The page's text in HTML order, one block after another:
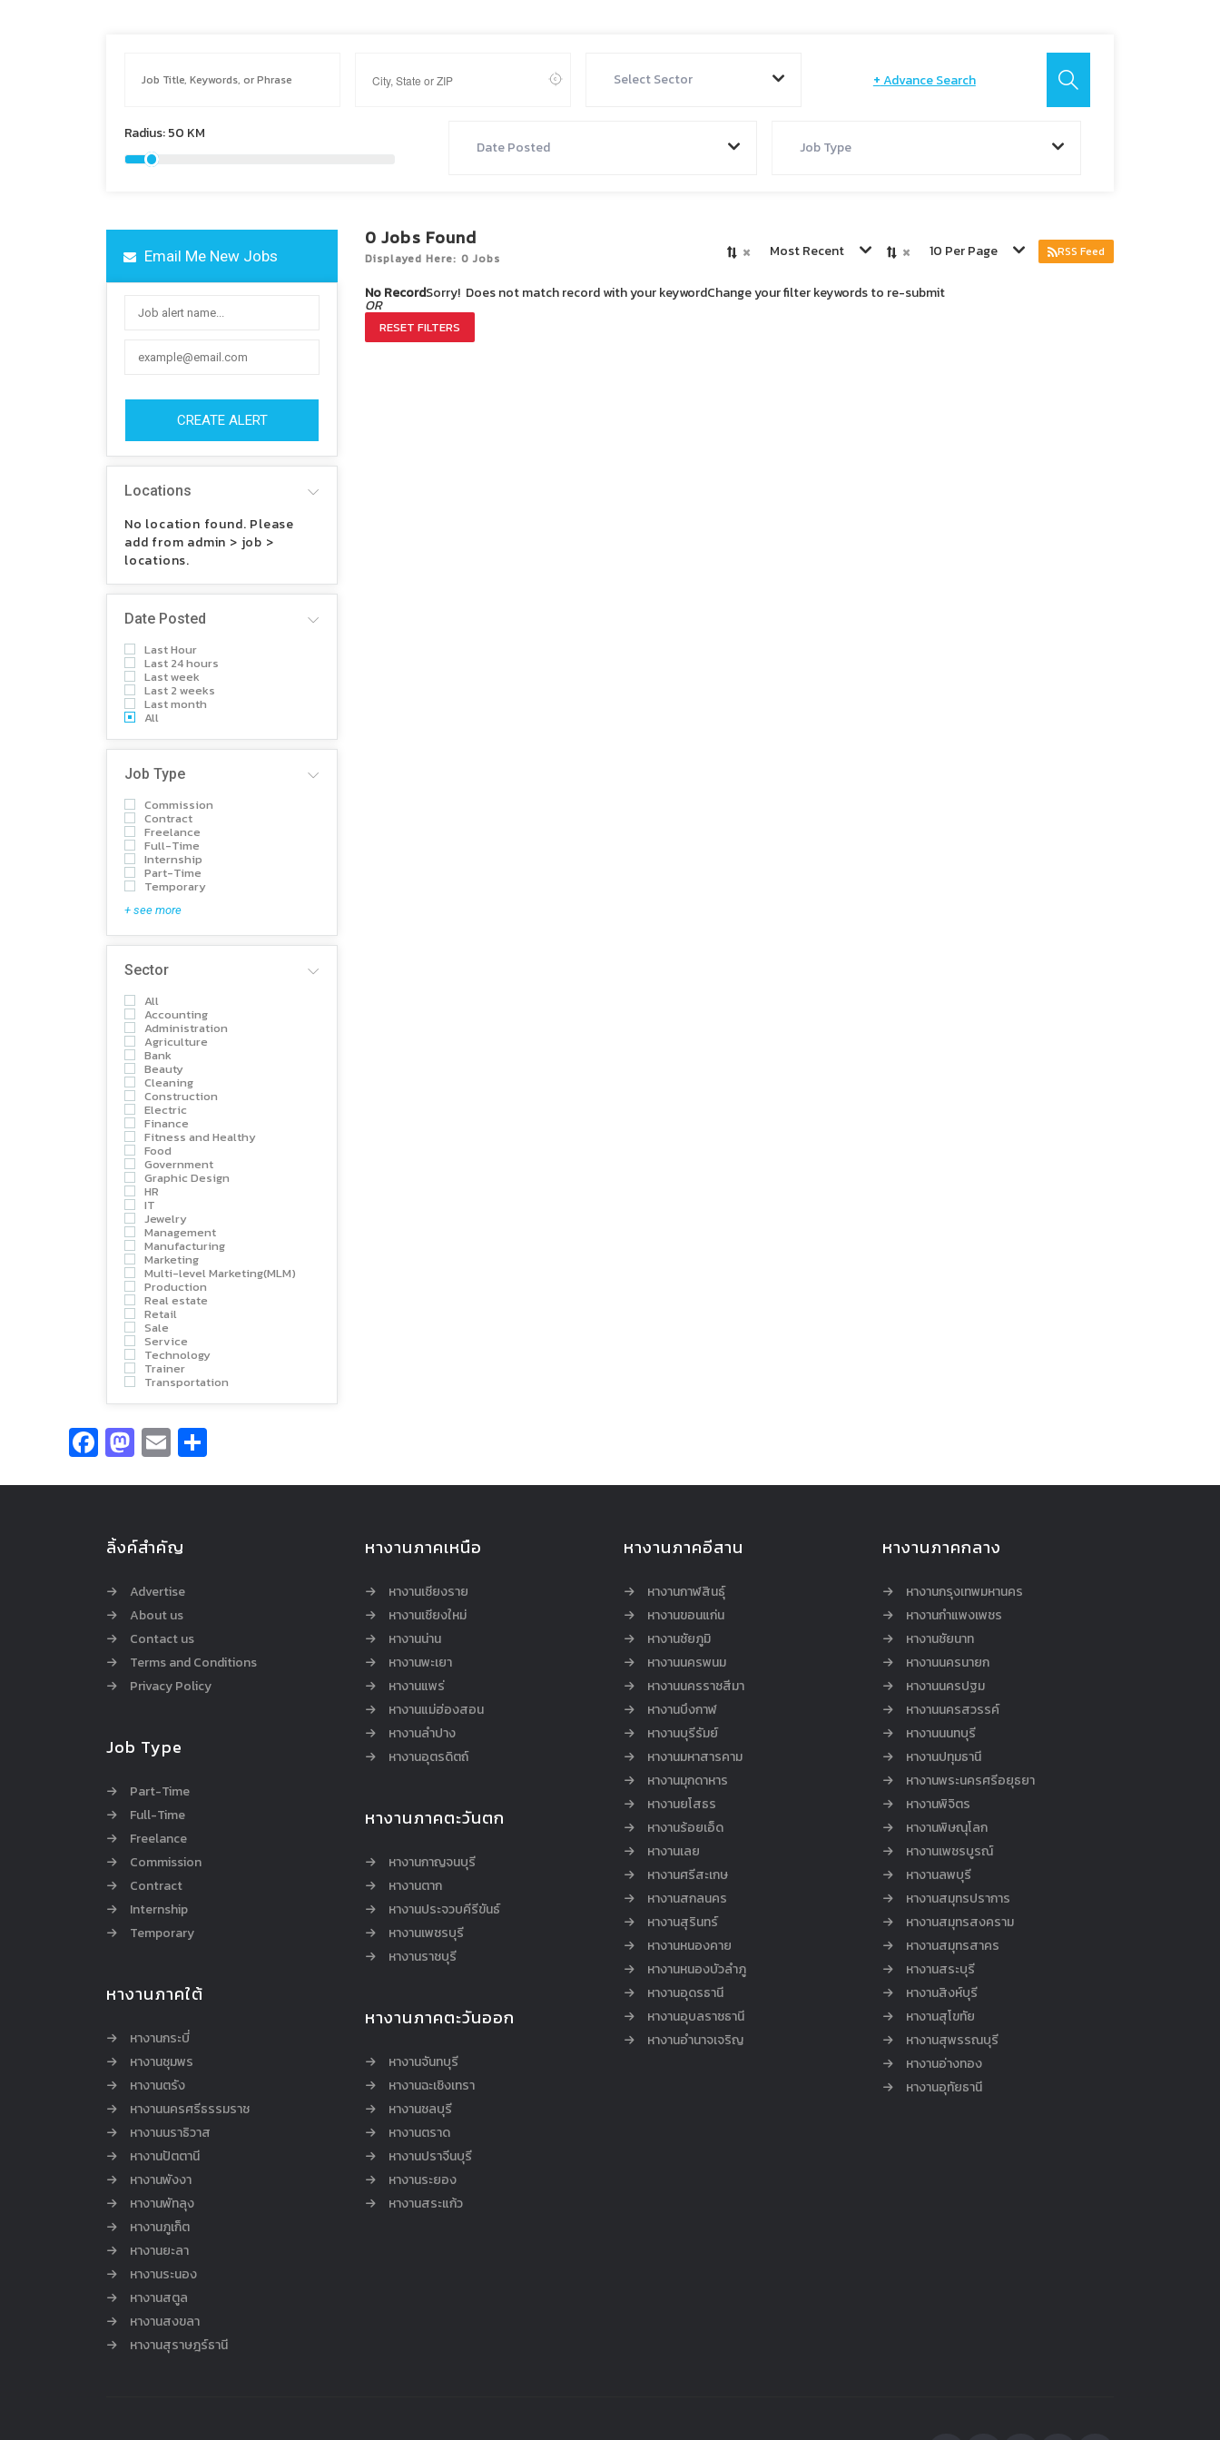
Select Sector +Advance Search
Radius:50 KM
Date Posted Job Type
Email Me New Jobs
CREATE ALERT
Locations
No location found. Please
add from admin > job >
locations.
Date Posted
Last Hour
Last 24 hours
Last week
Last 2 weeks
Last month
All
Job Type
Commission
Contract
Freelance
Full-Time
Internship
Part-Time
Temporary
+ see more
Sector
All
Accounting
Administration
Agriculture
Bank
Beauty
Cleaning
Construction
Electric
Finance
Fitness and Healthy
Food
Government
Graphic Design
HR
IT
Jewelry
Management
Manufacturing
Marketing
Multi-level Marketing(MLM)
Production
Real estate
Retail
Sale
Service
Technology
Trainer
Transportation
0 Jobs Found
Displayed Here: 0 Jobs × Most Recent × 10 Per Page RSS Feed
No RecordSorry! Does not match record with your keywordChange your filter keywords to re-submit
OR
RESET FILTERS
Facebook
Mastodon
Email
ลิ้งค์สำคัญ
Advertise
About us
Contact us
Terms and Conditions
Privacy Policy
Job Type
Part-Time
Full-Time
Freelance
Commission
Contract
Internship
Temporary
หางานภาคใต้
หางานกระบี่
หางานชุมพร
หางานตรัง
หางานนครศรีธรรมราช
หางานนราธิวาส
หางานปัตตานี
หางานพังงา
หางานพัทลุง
หางานภูเก็ต
หางานยะลา
หางานระนอง
หางานสตูล
หางานสงขลา
หางานสุราษฎร์ธานี
หางานภาคเหนือ
หางานเชียงราย
หางานเชียงใหม่
หางานน่าน
หางานพะเยา
หางานแพร่
หางานแม่ฮ่องสอน
หางานลำปาง
หางานอุตรดิตถ์
หางานภาคตะวันตก
หางานกาญจนบุรี
หางานตาก
หางานประจวบคีรีขันธ์
หางานเพชรบุรี
หางานราชบุรี
หางานภาคตะวันออก
หางานจันทบุรี
หางานฉะเชิงเทรา
หางานชลบุรี
หางานตราด
หางานปราจีนบุรี
หางานระยอง
หางานสระแก้ว
หางานภาคอีสาน
หางานกาฬสินธุ์
หางานขอนแก่น
หางานชัยภูมิ
หางานนครพนม
หางานนครราชสีมา
หางานบึงกาฬ
หางานบุรีรัมย์
หางานมหาสารคาม
หางานมุกดาหาร
หางานยโสธร
หางานร้อยเอ็ด
หางานเลย
หางานศรีสะเกษ
หางานสกลนคร
หางานสุรินทร์
หางานหนองคาย
หางานหนองบัวลำภู
หางานอุดรธานี
หางานอุบลราชธานี
หางานอำนาจเจริญ
หางานภาคกลาง
หางานกรุงเทพมหานคร
หางานกำแพงเพชร
หางานชัยนาท
หางานนครนายก
หางานนครปฐม
หางานนครสวรรค์
หางานนนทบุรี
หางานปทุมธานี
หางานพระนครศรีอยุธยา
หางานพิจิตร
หางานพิษณุโลก
หางานเพชรบูรณ์
หางานลพบุรี
หางานสมุทรปราการ
หางานสมุทรสงคราม
หางานสมุทรสาคร
หางานสระบุรี
หางานสิงห์บุรี
หางานสุโขทัย
หางานสุพรรณบุรี
หางานอ่างทอง
หางานอุทัยธานี